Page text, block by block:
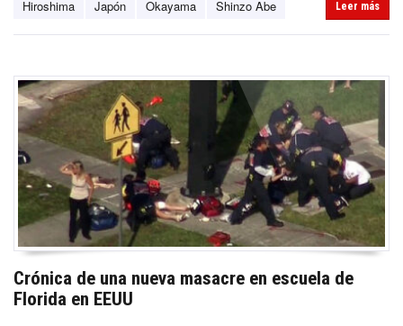
Hiroshima Japón Okayama Shinzo Abe Leer más
Crónica de una nueva masacre en escuela de
Florida en EEUU